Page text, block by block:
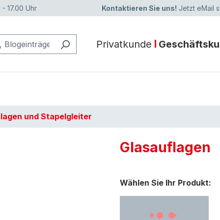
17.00 Uhr Kontaktieren Sie uns! Jetzt eMail
Privatkunde
und Stapelgleiter
Glasauflagen
Wählen Sie Ihr Produkt: